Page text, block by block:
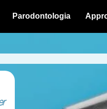
Parodontologia